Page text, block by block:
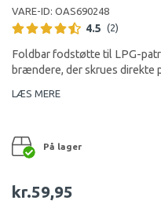
VARE-ID: OAS690248
4.5 (2)
Foldbar fodstøtte til LPG-
brændere, der skrues direkte
LÆS MERE
På lager
kr.59,95